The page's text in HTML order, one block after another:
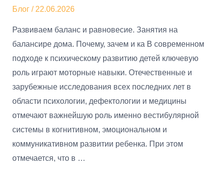
Блог/ 22.06.2026
Развиваем баланс и равновесие. Занятия на
балансире дома. Почему, зачем и ка В современном
подходе к психическому развитию детей ключевую
роль играют моторные навыки. Отечественные и
зарубежные исследования всех последних лет в
области психологии, дефектологии и медицины
отмечают важнейшую роль именно вестибулярной
системы в когнитивном, эмоциональном и
коммуникативном развитии ребенка. При этом
отмечается, что в …